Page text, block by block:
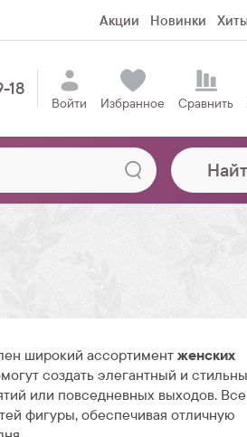
Акции Новинки
18
Войти Избранное Сравнить
широкий ассортиментженских
создать элегантный и
или повседневных выходов. Все
фигуры, обеспечивая отличную